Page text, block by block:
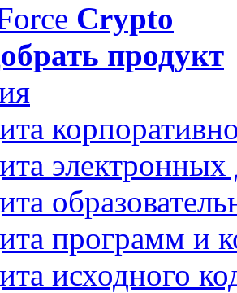
Crypto
продукт
электронных
программ и
исходного